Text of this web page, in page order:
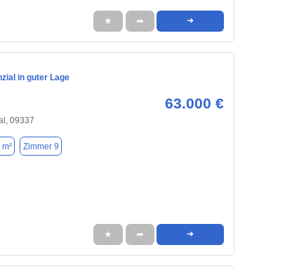
★ ➦ ➜
in guter Lage
63.000 €
09337
Zimmer 9
★ ➦ ➜